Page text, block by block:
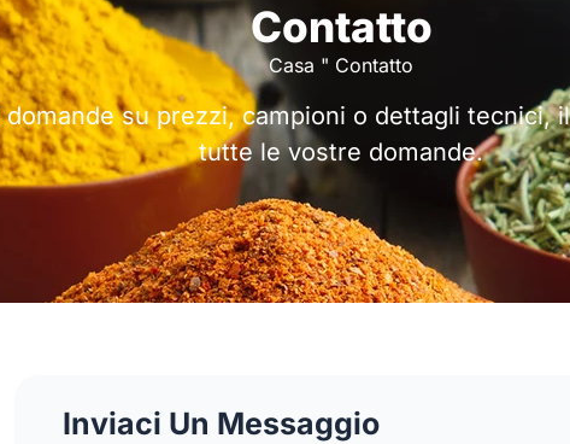
Contatto
Casa " Contatto
su prezzi, campioni o dettagli
tutte le vostre domande.
Inviaci Un Messaggio